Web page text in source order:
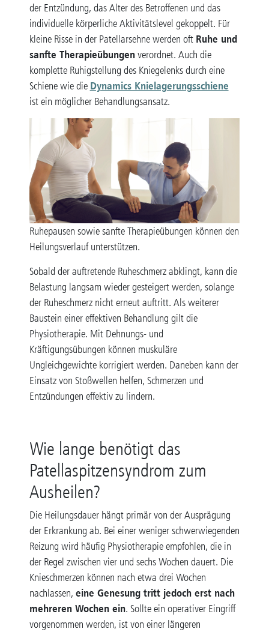
der Entzündung, das Alter des Betroffenen und das
individuelle körperliche Aktivitätslevel gekoppelt. Für
kleine Risse in der Patellarsehne werden oft Ruhe und
sanfte Therapieübungenverordnet. Auch die
komplette Ruhigstellung des Kniegelenks durch eine
Schiene wie die Dynamics Knielagerungsschiene
ist ein möglicher Behandlungsansatz.
Ruhepausen sowie sanfte Therapieübungen können den
Heilungsverlauf unterstützen.
Sobald der auftretende Ruheschmerz abklingt, kann die
Belastung langsam wieder gesteigert werden, solange
der Ruheschmerz nicht erneut auftritt. Als weiterer
Baustein einer effektiven Behandlung gilt die
Physiotherapie. Mit Dehnungs- und
Kräftigungsübungen können muskuläre
Ungleichgewichte korrigiert werden. Daneben kann der
Einsatz von Stoßwellen helfen, Schmerzen und
Entzündungen effektiv zu lindern.
Wie lange benötigt das
Patellaspitzensyndrom zum
Ausheilen?
Die Heilungsdauer hängt primär von der Ausprägung
der Erkrankung ab. Bei einer weniger schwerwiegenden
Reizung wird häufig Physiotherapie empfohlen, die in
der Regel zwischen vier und sechs Wochen dauert. Die
Knieschmerzen können nach etwa drei Wochen
nachlassen, eine Genesung tritt jedoch erst nach
mehreren Wochen ein. Sollte ein operativer Eingriff
vorgenommen werden, ist von einer längeren